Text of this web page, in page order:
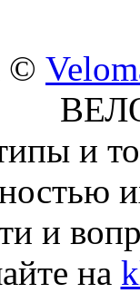
©
и
и
на